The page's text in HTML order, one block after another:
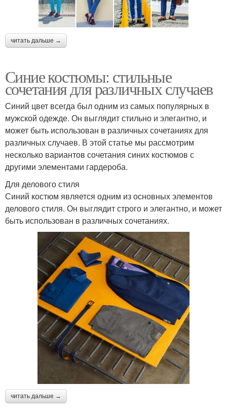
читать дальше →
Синие костюмы: стильные
сочетания для различных случаев
Синий цвет всегда был одним из самых популярных в
мужской одежде. Он выглядит стильно и элегантно, и
может быть использован в различных сочетаниях для
различных случаев. В этой статье мы рассмотрим
несколько вариантов сочетания синих костюмов с
другими элементами гардероба.
Для делового стиля
Синий костюм является одним из основных элементов
делового стиля. Он выглядит строго и элегантно, и может
быть использован в различных сочетаниях.
читать дальше →